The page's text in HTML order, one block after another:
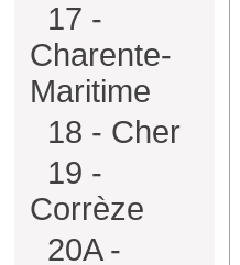
17 -
Charente-
Maritime
18 - Cher
19 -
Corrèze
20A -